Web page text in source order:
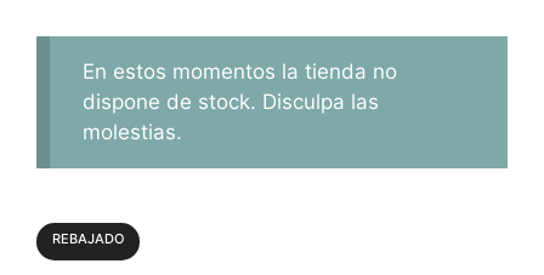
En estos momentos la tienda no
dispone de stock. Disculpa las
molestias.
REBAJADO